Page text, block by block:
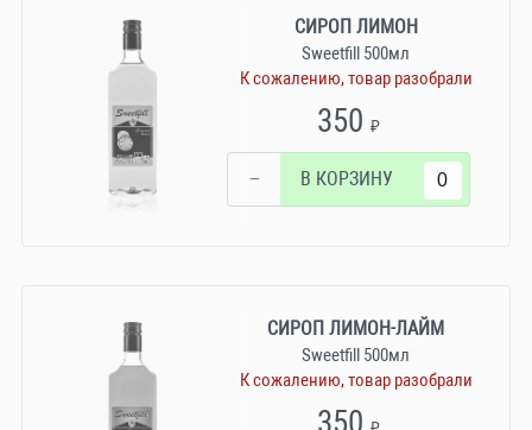
СИРОП ЛИМОН
Sweetfill 500мл
К сожалению, товар разобрали
350₽
− В КОРЗИНУ
СИРОП ЛИМОН-ЛАЙМ
Sweetfill 500мл
К сожалению, товар разобрали